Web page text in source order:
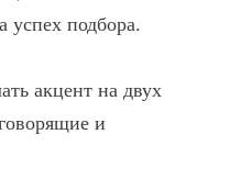
успех подбора.
акцент на двух
и